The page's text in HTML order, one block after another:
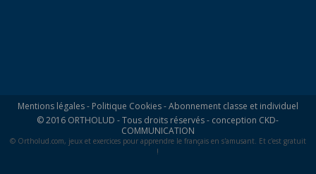
Mentions légales- Politique Cookies-Abonnement classe et individuel
© 2016 ORTHOLUD - Tous droits réservés - conception CKD-
COMMUNICATION
© Ortholud.com, jeux et exercices pour apprendre le français en s'amusant. Et c'est gratuit
!